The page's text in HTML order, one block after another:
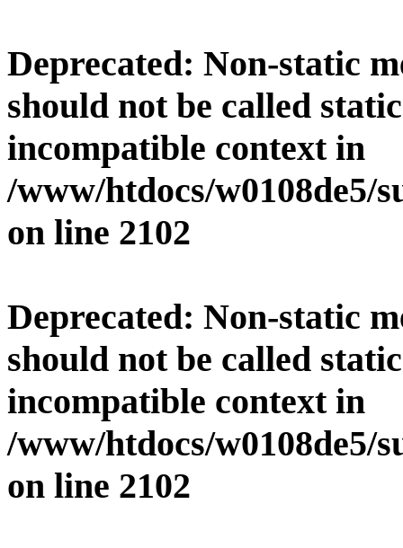
Deprecated: Non-static
should not be called
incompatible context in
/www/htdocs/w0108de5/
on line 2102
Deprecated: Non-static
should not be called
incompatible context in
/www/htdocs/w0108de5/
on line 2102